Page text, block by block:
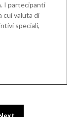
I partecipanti
cui valuta di
speciali,